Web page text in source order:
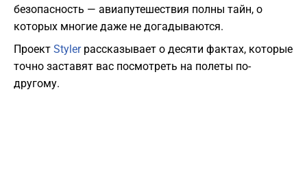
безопасность — авиапутешествия полны тайн, о
которых многие даже не догадываются.
Проект Stylerрассказывает о десяти фактах, которые
точно заставят вас посмотреть на полеты по-
другому.